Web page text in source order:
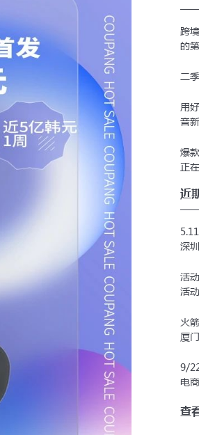
跨
的
二
用
音
爆
正
近
深
活
活
火
厦
9/
电
查